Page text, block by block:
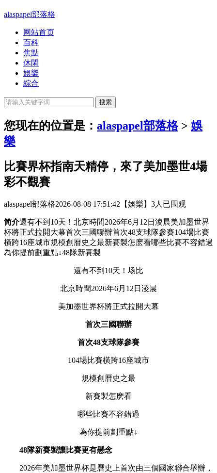
alaspapel部落格
网站首页
百科
焦點
休閑
娛樂
綜合
您现在的位置是： alaspapel部落格> 娛
樂
比賽界杯指南天精停，來了美加墨世4場
彩不觀賽
alaspapel部落格2026-08-08 17:51:42 【娛樂】 3人已围观
简介還有不到10天！北京時間2026年6月12日淩晨美加墨世界
杯將正式拉開大幕首次三國聯辦首次48支球隊參賽104場比賽
橫跨16座城市規模創曆史之最新賽製怎麽看哪些比賽不容錯過
為你提前劃重點↓48隊新賽製
還有不到10天！场比
北京時間2026年6月12日淩晨
美加墨世界杯將正式拉開大幕
首次三國聯辦
首次48支球隊參賽
104場比賽橫跨16座城市
規模創曆史之最
新賽製怎麽看
哪些比賽不容錯過
為你提前劃重點↓
48隊新賽製讓比賽更有懸念
2026年美加墨世界杯是曆史上首次由三個國家聯合舉辦，